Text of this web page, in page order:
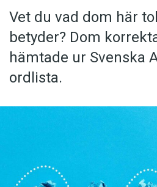
Vet du vad dom här
betyder? Dom
hämtade ur Svenska
ordlista.